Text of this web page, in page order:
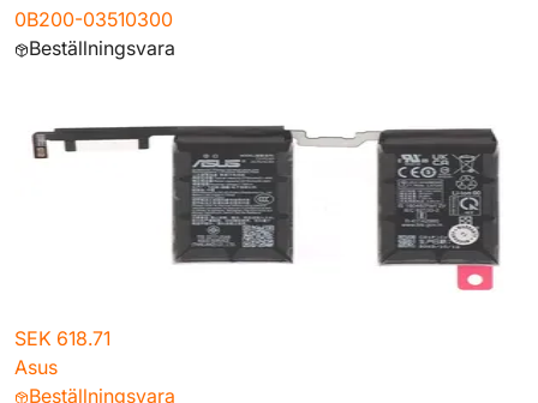
0B200-03510300
Beställningsvara
SEK 618.71
Asus
Beställningsvara